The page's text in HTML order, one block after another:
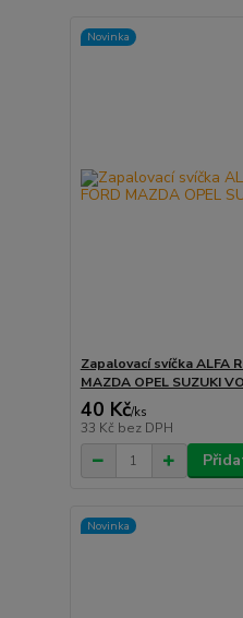
Novinka
Zapalovací svíčka ALFA
MAZDA OPEL SUZUKI
40 Kč/ks
33 Kč bez DPH
Novinka